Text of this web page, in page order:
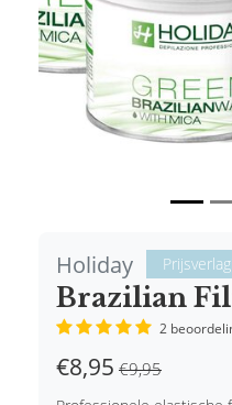
Holiday
Brazilian
2
€8,95 €9,95